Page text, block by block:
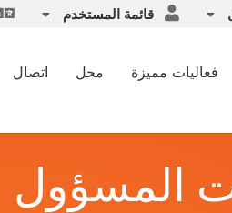
قائمة المستخدم
فعاليات مميزة محل اتصال
المسؤول